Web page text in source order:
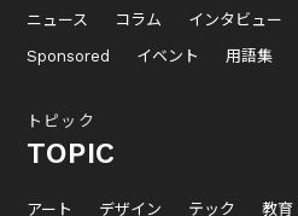
ニュース コラム インタビュー
Sponsored
イベント 用語集
トピック
TOPIC
アート デザイン テック 教育